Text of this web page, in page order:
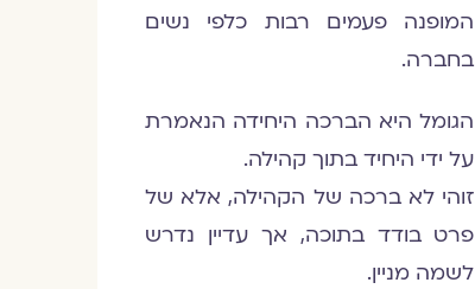
המופנה פעמים רבות כלפי נשים
בחברה.
הגומל היא הברכה היחידה הנאמרת
על ידי היחיד בתוך קהילה.
זוהי לא ברכה של הקהילה, אלא של
פרט בודד בתוכה, אך עדיין נדרש
לשמה מניין.